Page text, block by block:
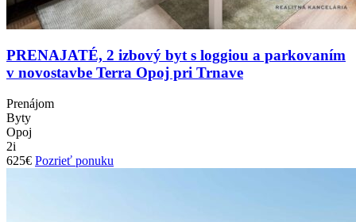
PRENAJATÉ, 2 izbový byt s loggiou a parkovaním
v novostavbe Terra Opoj pri Trnave
Prenájom
Byty
Opoj
2i
625€ Pozrieť ponuku